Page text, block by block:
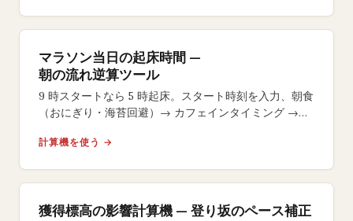
マラソン当日の起床時間 —
朝の流れ逆算ツール
9 時スタートなら 5 時起床。スタート時刻を入力、朝食
（おにぎり・海苔回避）→ カフェインタイミング →
計算機を使う →
獲得標高の影響計算機 — 登り坂のペース補正